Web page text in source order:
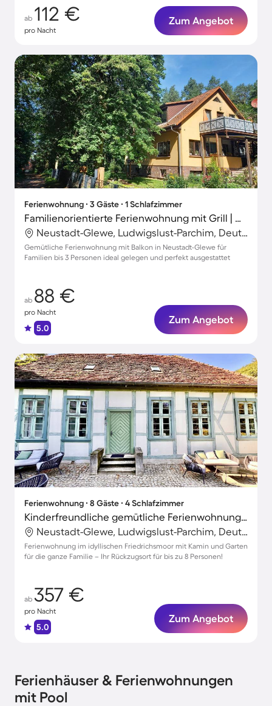
ab 112 €
pro Nacht
Zum Angebot
Ferienwohnung ∙ 3 Gäste ∙ 1 Schlafzimmer
Familienorientierte Ferienwohnung mit Grill | Naturblick
Neustadt-Glewe, Ludwigslust-Parchim, Deutschland
Gemütliche Ferienwohnung mit Balkon in Neustadt-Glewe für
Familien bis 3 Personen ideal gelegen und perfekt ausgestattet
ab 88 €
pro Nacht
5.0
Zum Angebot
Ferienwohnung ∙ 8 Gäste ∙ 4 Schlafzimmer
Kinderfreundliche gemütliche Ferienwohnung mit Grill, Terrasse und Garten | Naturblick | Perfekt für die Arbeit von Zuhause | Hunde erlaubt
Neustadt-Glewe, Ludwigslust-Parchim, Deutschland
Ferienwohnung im idyllischen Friedrichsmoor mit Kamin und Garten
für die ganze Familie – Ihr Rückzugsort für bis zu 8 Personen!
ab 357 €
pro Nacht
5.0
Zum Angebot
Ferienhäuser & Ferienwohnungen
mit Pool